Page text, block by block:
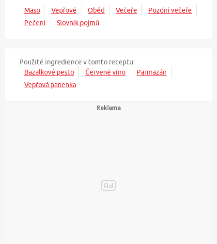
Maso Vepřové Oběd Večeře
Pozdní večeře
Pečení
Slovník pojmů
Použité ingredience v tomto receptu:
Bazalkové pesto
Červené víno
Parmazán
Vepřová panenka